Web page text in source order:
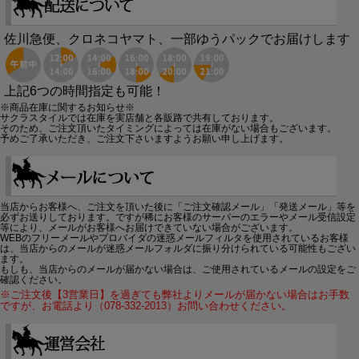
佐川急便、クロネコヤマト、一部ゆうパックでお届けします
上記6つの時間指定も可能！
※商品在庫に関するお知らせ※
サクラスタイルでは在庫を実店舗と各販路で共有しております。
そのため、ご注文頂いたタイミングによっては在庫がない場合もございます。
予めご了承いただき、ご注文下さいますようお願い申し上げます。
当店からお客様へ、ご注文を頂いた後に「ご注文確認メール」「発送メール」等を
必ずお送りしております。ですが稀にお客様のサーバーのエラーやメール受信設定
等により、メールがお客様へお届けできていない場合がございます。
WEBのフリーメールやプロバイダの迷惑メールフィルタを使用されているお客様
は、当店からのメールが迷惑メールフォルダに振り分けられている可能性もござい
ます。
もしも、当店からのメールが届かない場合は、ご使用されているメールの設定をご
確認ください。
※ご注文後【3営業日】を過ぎても弊社よりメールが届かない場合はお手数
ですが、お電話より（078-332-2013）お問い合わせください。